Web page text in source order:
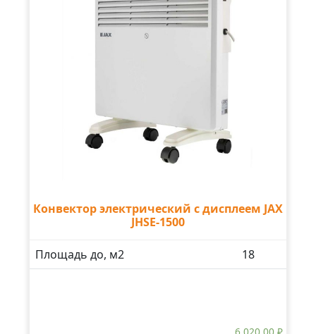
Конвектор электрический с дисплеем JAX
JHSE-1500
Площадь до, м2 18